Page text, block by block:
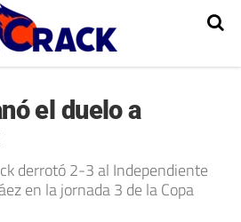
el duelo a
derrotó 2-3 al Independiente
en la jornada 3 de la Copa